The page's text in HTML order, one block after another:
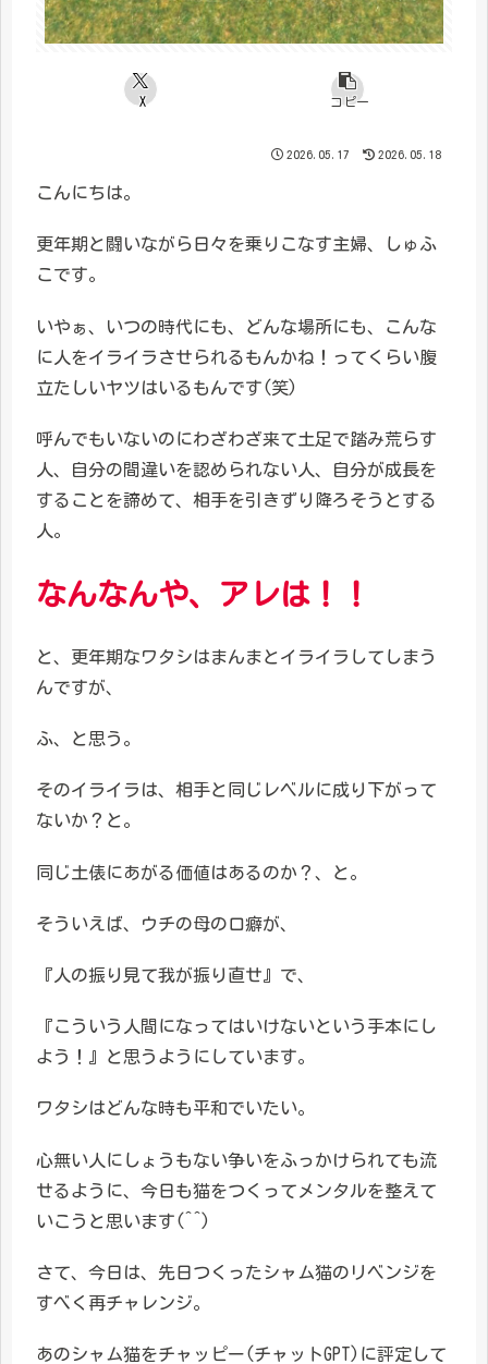
X コピー
2026.05.17 2026.05.18
こんにちは。
更年期と闘いながら日々を乗りこなす主婦、しゅふ
こです。
いやぁ、いつの時代にも、どんな場所にも、こんな
に人をイライラさせられるもんかね！ってくらい腹
立たしいヤツはいるもんです(笑)
呼んでもいないのにわざわざ来て土足で踏み荒らす
人、自分の間違いを認められない人、自分が成長を
することを諦めて、相手を引きずり降ろそうとする
人。
なんなんや、アレは！！
と、更年期なワタシはまんまとイライラしてしまう
んですが、
ふ、と思う。
そのイライラは、相手と同じレベルに成り下がって
ないか？と。
同じ土俵にあがる価値はあるのか？、と。
そういえば、ウチの母の口癖が、
『人の振り見て我が振り直せ』で、
『こういう人間になってはいけないという手本にし
よう！』と思うようにしています。
ワタシはどんな時も平和でいたい。
心無い人にしょうもない争いをふっかけられても流
せるように、今日も猫をつくってメンタルを整えて
いこうと思います(^^)
さて、今日は、先日つくったシャム猫のリベンジを
すべく再チャレンジ。
あのシャム猫をチャッピー(チャットGPT)に評定して